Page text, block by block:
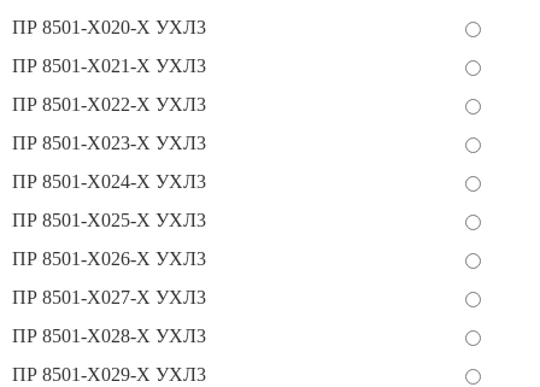
ПР 8501-Х020-Х УХЛ3
ПР 8501-Х021-Х УХЛ3
ПР 8501-Х022-Х УХЛ3
ПР 8501-Х023-Х УХЛ3
ПР 8501-Х024-Х УХЛ3
ПР 8501-Х025-Х УХЛ3
ПР 8501-Х026-Х УХЛ3
ПР 8501-Х027-Х УХЛ3
ПР 8501-Х028-Х УХЛ3
ПР 8501-Х029-Х УХЛ3